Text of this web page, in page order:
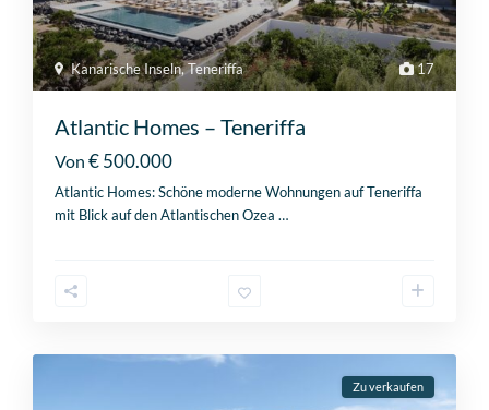
17
Kanarische Inseln,Teneriffa
Atlantic Homes – Teneriffa
Von € 500.000
Atlantic Homes: Schöne moderne Wohnungen auf Teneriffa
mit Blick auf den Atlantischen Ozea…
Zu verkaufen